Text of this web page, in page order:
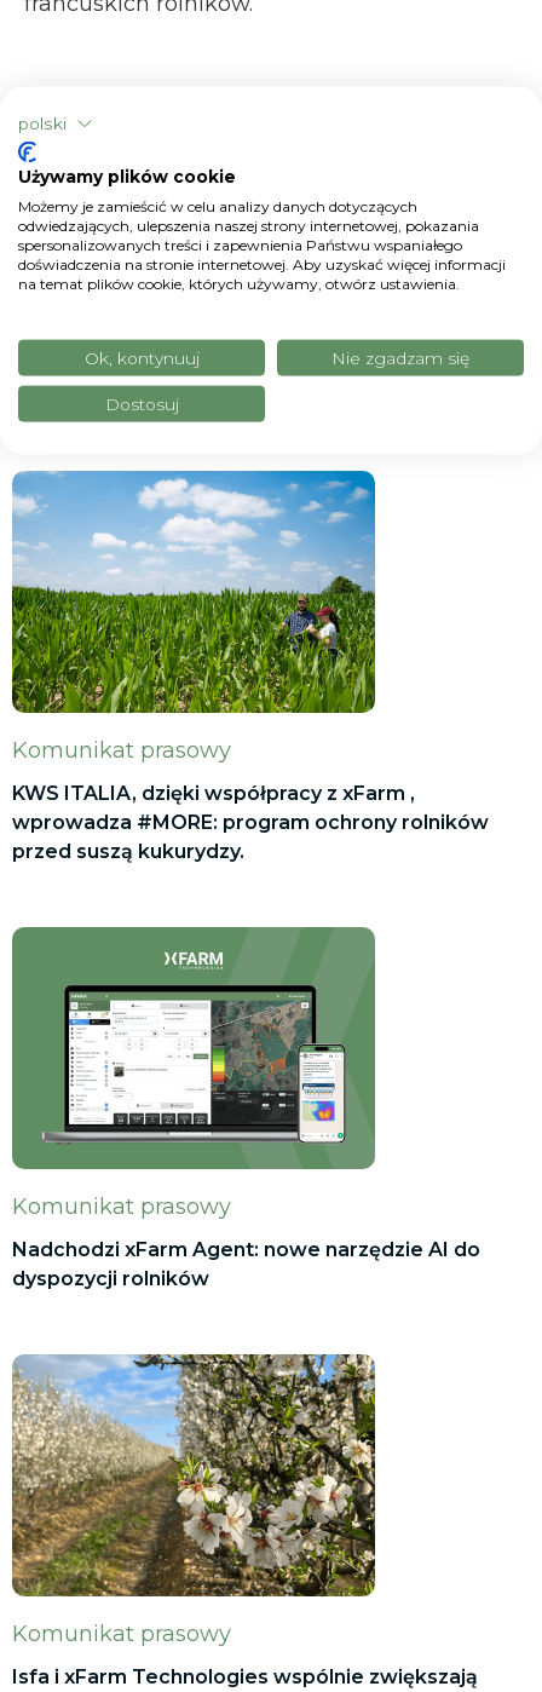
Powiązane artykuły
Komunikat prasowy
KWS ITALIA, dzięki współpracy z xFarm ,
wprowadza #MORE: program ochrony rolników
przed suszą kukurydzy.
Komunikat prasowy
Nadchodzi xFarm Agent: nowe narzędzie AI do
dyspozycji rolników
Komunikat prasowy
Isfa i xFarm Technologies wspólnie zwiększają
polski
Używamy plików cookie
Możemy je zamieścić w celu analizy danych dotyczących
odwiedzających, ulepszenia naszej strony internetowej, pokazania
spersonalizowanych treści i zapewnienia Państwu wspaniałego
doświadczenia na stronie internetowej. Aby uzyskać więcej informacji
na temat plików cookie, których używamy, otwórz ustawienia.
Ok, kontynuuj Nie zgadzam się
Dostosuj